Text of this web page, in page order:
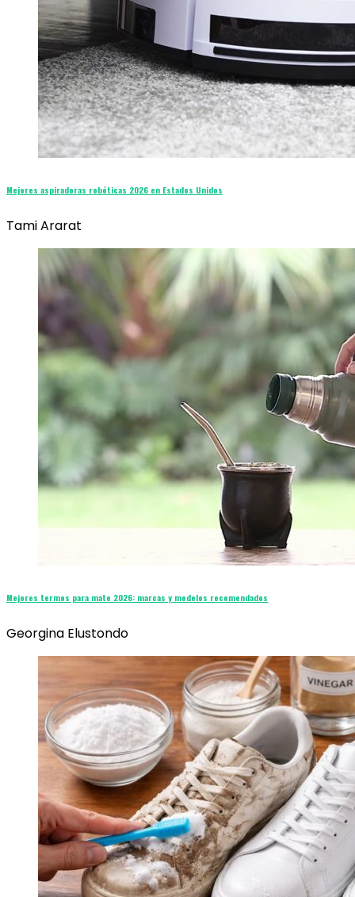
Mejores aspiradoras robóticas 2026 en Estados Unidos
Tami Ararat
Mejores termos para mate 2026: marcas y modelos recomendados
Georgina Elustondo